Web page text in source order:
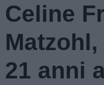
Celine
21 anni